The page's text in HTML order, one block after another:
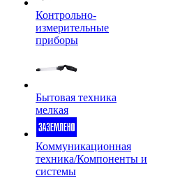
Контрольно-
измерительные
приборы
Бытовая техника
мелкая
Коммуникационная
техника/Компоненты и
системы